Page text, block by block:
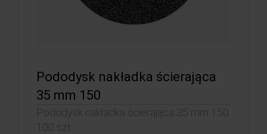
Pododysk nakładka ścierająca
35 mm 150
Pododysk nakładka ścierająca 35 mm 150
100 szt.